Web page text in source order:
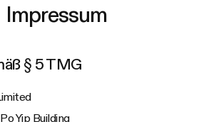
Impressum
§ 5 TMG
Yip Building